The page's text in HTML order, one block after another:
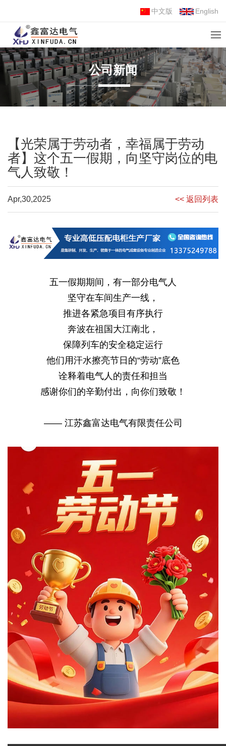
中文版 English
公司新闻
【光荣属于劳动者，幸福属于劳动
者】这个五一假期，向坚守岗位的电
气人致敬！
Apr,30,2025 << 返回列表
五一假期期间，有一部分电气人
坚守在车间生产一线，
推进各紧急项目有序执行
奔波在祖国大江南北，
保障列车的安全稳定运行
他们用汗水擦亮节日的“劳动”底色
诠释着电气人的责任和担当
感谢你们的辛勤付出，向你们致敬！
—— 江苏鑫富达电气有限责任公司